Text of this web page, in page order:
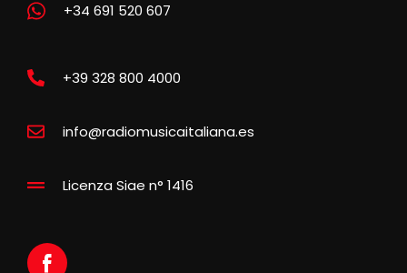
+34 691 520 607
+39 328 800 4000
info@radiomusicaitaliana.es
Licenza Siae n° 1416